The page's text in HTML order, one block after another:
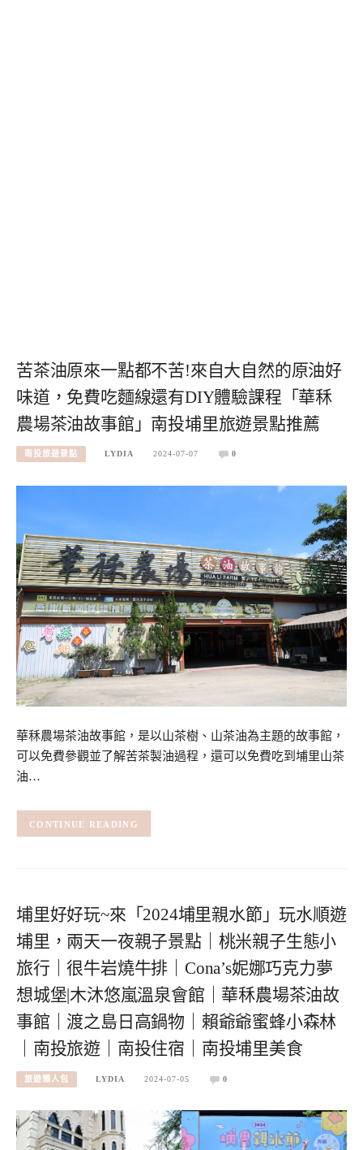
苦茶油原來一點都不苦!來自大自然的原油好
味道，免費吃麵線還有DIY體驗課程「華秝
農場茶油故事館」南投埔里旅遊景點推薦
南投旅遊景點 LYDIA 2024-07-07 0
華秝農場茶油故事館，是以山茶樹、山茶油為主題的故事館，
可以免費參觀並了解苦茶製油過程，還可以免費吃到埔里山茶
油…
CONTINUE READING
埔里好好玩~來「2024埔里親水節」玩水順遊
埔里，兩天一夜親子景點｜桃米親子生態小
旅行｜很牛岩燒牛排｜Cona’s妮娜巧克力夢
想城堡|木沐悠嵐溫泉會館｜華秝農場茶油故
事館｜渡之島日高鍋物｜賴爺爺蜜蜂小森林
｜南投旅遊｜南投住宿｜南投埔里美食
旅遊懶人包 LYDIA 2024-07-05 0